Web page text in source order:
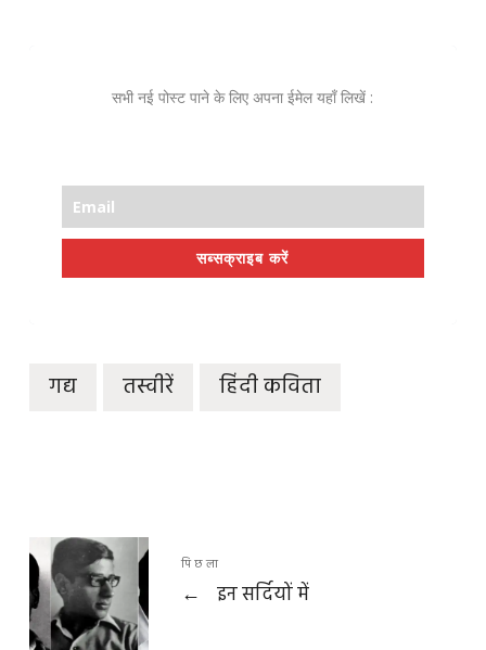
सभी नई पोस्ट पाने के लिए अपना ईमेल यहाँ लिखें :
सब्सक्राइब करें
गद्य तस्वीरें हिंदी कविता
पिछला
← इन सर्दियों में